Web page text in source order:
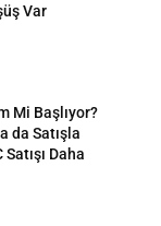
Var
Mi Başlıyor?
da Satışla
Daha